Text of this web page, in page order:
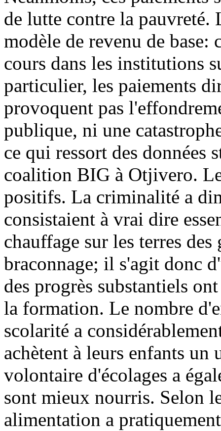
de lutte contre la pauvreté.
modèle de revenu de
cours dans les institutions
particulier, les paiements
provoquent pas
publique, ni une
ce qui ressort des données
coalition BIG à Otjivero.
positifs. La criminalité a
consistaient à vrai dire
chauffage sur les terres
braconnage; il s'agit donc
des progrès substantiels
la formation. Le nombre
scolarité a
achètent à leurs enfants
volontaire d'écolages a
sont mieux nourris. Selon
alimentation a